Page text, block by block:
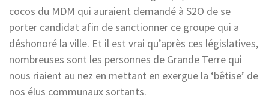
cocos du MDM qui auraient demandé à S2O de se
porter candidat afin de sanctionner ce groupe qui a
déshonoré la ville. Et il est vrai qu’après ces législatives,
nombreuses sont les personnes de Grande Terre qui
nous riaient au nez en mettant en exergue la ‘bêtise’ de
nos élus communaux sortants.